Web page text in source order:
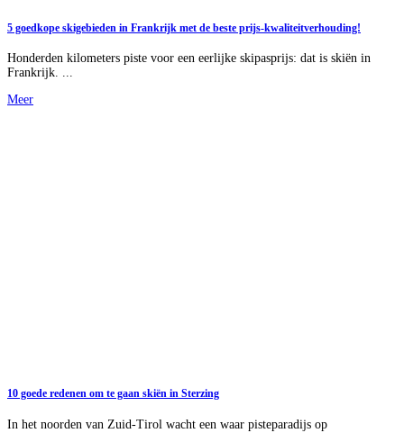
5 goedkope skigebieden in Frankrijk met de beste prijs-kwaliteitverhouding!
Honderden kilometers piste voor een eerlijke skipasprijs: dat is skiën in
Frankrijk. ...
Meer
10 goede redenen om te gaan skiën in Sterzing
In het noorden van Zuid-Tirol wacht een waar pisteparadijs op